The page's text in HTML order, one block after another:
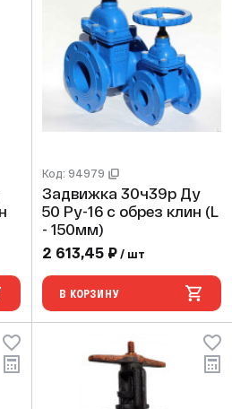
Код: 94979
Задвижка 30ч39р Ду
50 Ру-16 с обрез клин (L
- 150мм)
2 613,45 ₽ / шт
В КОРЗИНУ